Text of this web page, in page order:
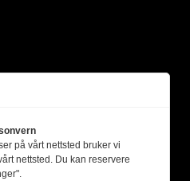
på vårt nettsted bruker vi
nettsted. Du kan reservere